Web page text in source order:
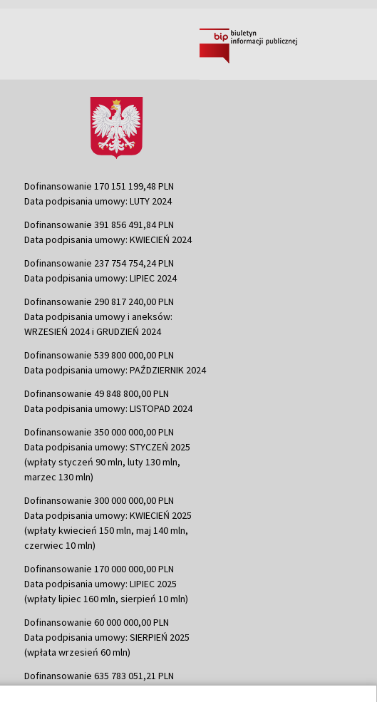
Dofinansowanie 170 151 199,48 PLN
Data podpisania umowy: LUTY 2024
Dofinansowanie 391 856 491,84 PLN
Data podpisania umowy: KWIECIEŃ 2024
Dofinansowanie 237 754 754,24 PLN
Data podpisania umowy: LIPIEC 2024
Dofinansowanie 290 817 240,00 PLN
Data podpisania umowy i aneksów:
WRZESIEŃ 2024 i GRUDZIEŃ 2024
Dofinansowanie 539 800 000,00 PLN
Data podpisania umowy: PAŹDZIERNIK 2024
Dofinansowanie 49 848 800,00 PLN
Data podpisania umowy: LISTOPAD 2024
Dofinansowanie 350 000 000,00 PLN
Data podpisania umowy: STYCZEŃ 2025
(wpłaty styczeń 90 mln, luty 130 mln,
marzec 130 mln)
Dofinansowanie 300 000 000,00 PLN
Data podpisania umowy: KWIECIEŃ 2025
(wpłaty kwiecień 150 mln, maj 140 mln,
czerwiec 10 mln)
Dofinansowanie 170 000 000,00 PLN
Data podpisania umowy: LIPIEC 2025
(wpłaty lipiec 160 mln, sierpień 10 mln)
Dofinansowanie 60 000 000,00 PLN
Data podpisania umowy: SIERPIEŃ 2025
(wpłata wrzesień 60 mln)
Dofinansowanie 635 783 051,21 PLN